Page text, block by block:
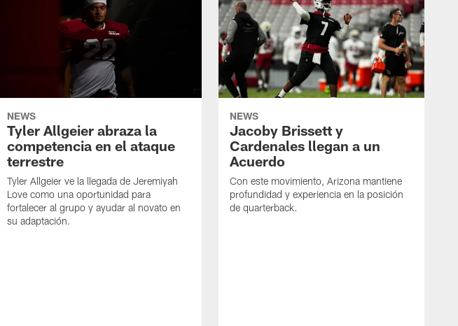
NEWS
Tyler Allgeier abraza la
competencia en el ataque
terrestre
Tyler Allgeier ve la llegada de Jeremiyah
Love como una oportunidad para
fortalecer al grupo y ayudar al novato en
su adaptación.
NEWS
Jacoby Brissett y
Cardenales llegan a un
Acuerdo
Con este movimiento, Arizona mantiene
profundidad y experiencia en la posición
de quarterback.